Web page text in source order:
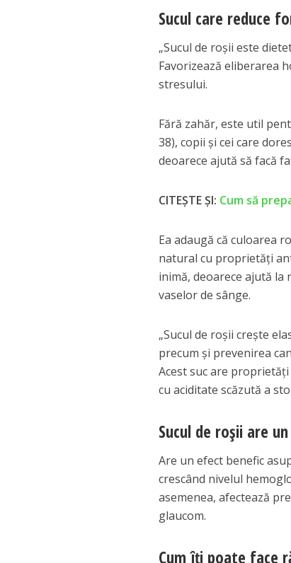
Sucul care reduce
„Sucul de roșii este
Favorizează eliberarea
stresului.
Fără zahăr, este util
38), copii și cei care
deoarece ajută să facă
CITEȘTE ȘI: Cum să
Ea adaugă că culoarea
natural cu proprietăți
inimă, deoarece ajută la
vaselor de sânge.
„Sucul de roșii crește
precum și prevenirea
Acest suc are
cu aciditate scăzută a
Sucul de roșii are
Are un efect benefic
crescând nivelul
asemenea, afectează
glaucom.
Cum îți poate face